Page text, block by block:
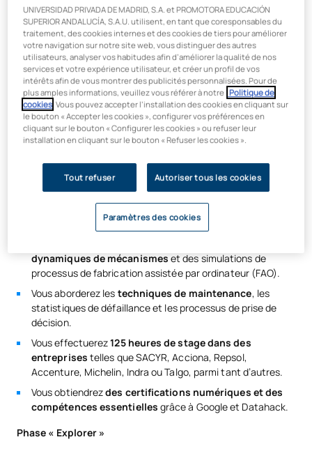
Qu'allez-vous apprendre en génie
mécanique ?
En suivant lecursus de licence en génie mécanique
Madrid, vous vous préparerez à devenir un professionnel
accompli, capable de prendre en charge l'analyse, le
développement, la fabrication et la maintenance
d'équipements, de systèmes et de machines destinés au
secteur industriel. 99 % des diplôméstrouvent un emploi
diplôme.
Vous apprendrez à utiliserdes outils de conception
assistée par ordinateur (CAO) et de calcul par la méthode
des éléments finis (MEF).
dynamiques de mécanismes et des simulations de
processus de fabrication assistée par ordinateur (FAO).
Vous aborderez les techniques de maintenance, les
statistiques de défaillance et les processus de prise de
décision.
Vous effectuerez125 heures de stage dans des
entreprises telles que SACYR, Acciona, Repsol,
Accenture, Michelin, Indra ou Talgo, parmi tant d’autres.
Vous obtiendrezdes certifications numériques et des
compétences essentiellesgrâce à Google et Datahack.
Phase « Explorer »
UNIVERSIDAD PRIVADA DE MADRID, S.A. et PROMOTORA EDUCACIÓN
SUPERIOR ANDALUCÍA, S.A.U. utilisent, en tant que coresponsables du
traitement, des cookies internes et des cookies de tiers pour améliorer
votre navigation sur notre site web, vous distinguer des autres
utilisateurs, analyser vos habitudes afin d’améliorer la qualité de nos
services et votre expérience utilisateur, et créer un profil de vos
intérêts afin de vous montrer des publicités personnalisées. Pour de
plus amples informations, veuillez vous référer à notre Politique de
cookies . Vous pouvez accepter l’installation des cookies en cliquant sur
le bouton « Accepter les cookies », configurer vos préférences en
cliquant sur le bouton « Configurer les cookies » ou refuser leur
installation en cliquant sur le bouton « Refuser les cookies ».
Tout refuser Autoriser tous les cookies
Paramètres des cookies